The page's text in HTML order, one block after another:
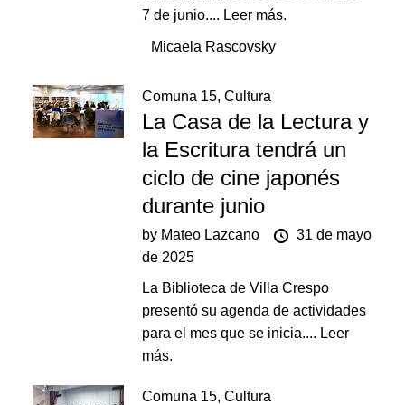
7 de junio.... Leer más.
Micaela Rascovsky
Comuna 15,Cultura
La Casa de la Lectura y
la Escritura tendrá un
ciclo de cine japonés
durante junio
by Mateo Lazcano
31 de mayo
de 2025
La Biblioteca de Villa Crespo
presentó su agenda de actividades
para el mes que se inicia.... Leer
más.
Comuna 15,Cultura